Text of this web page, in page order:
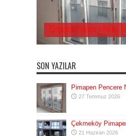
Pimapen Pencere Nasıl
SON YAZILAR
Pimapen Pencere
27 Temmuz 2026
Çekmeköy
21 Haziran 2026